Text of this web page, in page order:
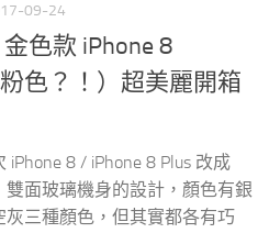
09-24
色款 iPhone 8
色？！）超美麗開箱
iPhone 8 / iPhone 8 Plus 改成
雙面玻璃機身的設計，顏色有銀
灰三種顏色，但其實都各有巧